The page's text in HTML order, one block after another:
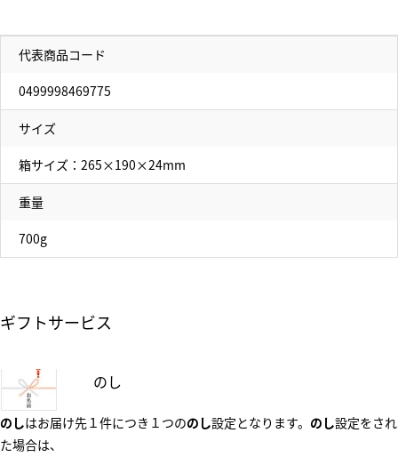
代表商品コード
0499998469775
サイズ
箱サイズ：265×190×24mm
重量
700g
ギフトサービス
のし
のしはお届け先１件につき１つののし設定となります。 のし設定をされ
た場合は、